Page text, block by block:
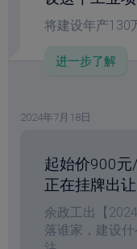
将建设年产130
进一步了解
2024年7月18日
起始价900
正在挂牌出让
余政工出【
落谁家，建设